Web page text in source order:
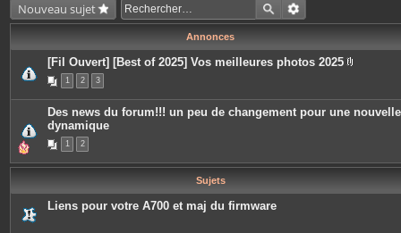
Nouveau sujet
Annonces
[Fil Ouvert] [Best of 2025] Vos meilleures photos 2025
c
e
n
1 2 3
Des news du forum!!! un peu de changement pour une nouvelle
dynamique
1 2
Sujets
Liens pour votre A700 et maj du firmware